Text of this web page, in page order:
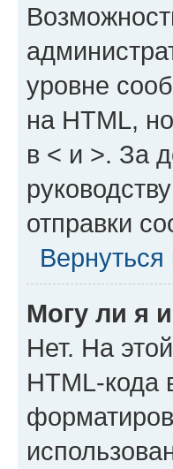
уровне
на HTML,
в < и >. За
отправки
Вернуться
Могу ли я
Нет. На
HTML-кода